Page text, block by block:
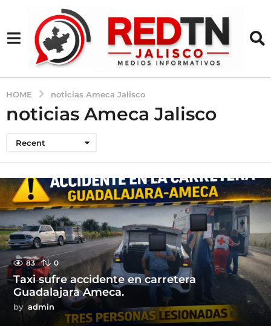
HOME noticias Ameca Jalisco
noticias Ameca Jalisco
Recent
83 0
Taxi sufre accidente en carretera
Guadalajara Ameca.
by admin